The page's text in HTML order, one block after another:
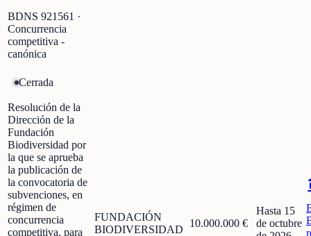
BDNS 921561 ·
Concurrencia
competitiva -
canónica
Cerrada
Resolución de la
Dirección de la
Fundación
Biodiversidad por
la que se aprueba
la publicación de
la convocatoria de
subvenciones, en
régimen de
concurrencia
competitiva, para
FUNDACIÓN
BIODIVERSIDAD
10.000.000 €
Hasta 15
de octubre